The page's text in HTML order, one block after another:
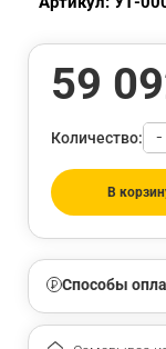
59
Количество: −
В
Способы